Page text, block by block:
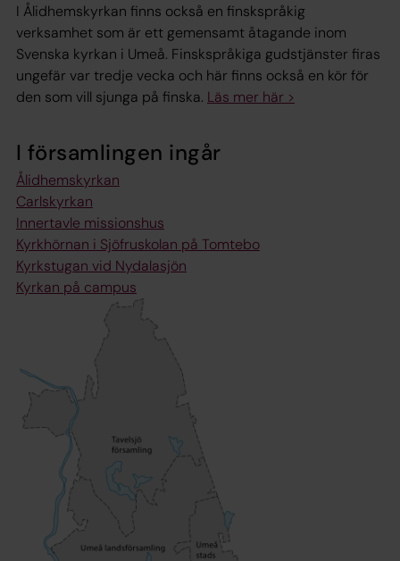
I Ålidhemskyrkan finns också en finskspråkig
verksamhet som är ett gemensamt åtagande inom
Svenska kyrkan i Umeå. Finskspråkiga gudstjänster firas
ungefär var tredje vecka och här finns också en kör för
den som vill sjunga på finska. Läs mer här >
I församlingen ingår
Ålidhemskyrkan
Carlskyrkan
Innertavle missionshus
Kyrkhörnan i Sjöfruskolan på Tomtebo
Kyrkstugan vid Nydalasjön
Kyrkan på campus